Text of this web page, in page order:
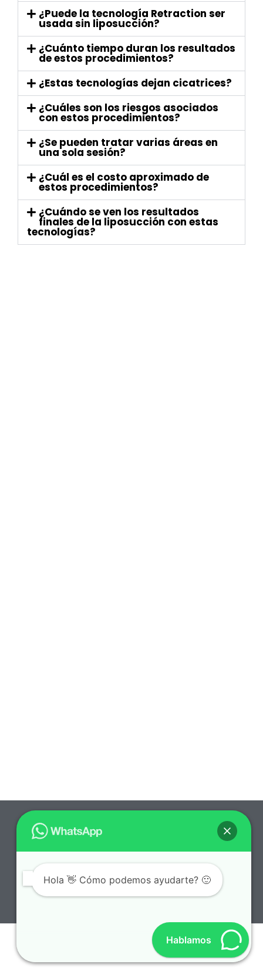
¿Puede la tecnología Retraction ser
usada sin liposucción?
¿Cuánto tiempo duran los resultados
de estos procedimientos?
¿Estas tecnologías dejan cicatrices?
¿Cuáles son los riesgos asociados
con estos procedimientos?
¿Se pueden tratar varias áreas en
una sola sesión?
¿Cuál es el costo aproximado de
estos procedimientos?
¿Cuándo se ven los resultados
finales de la liposucción con estas
tecnologías?
DR LEONARDO RUEDA ©. All Cirugía Plástica en
Hola 👋 Cómo podemos ayudarte? 🙂
Hablamos